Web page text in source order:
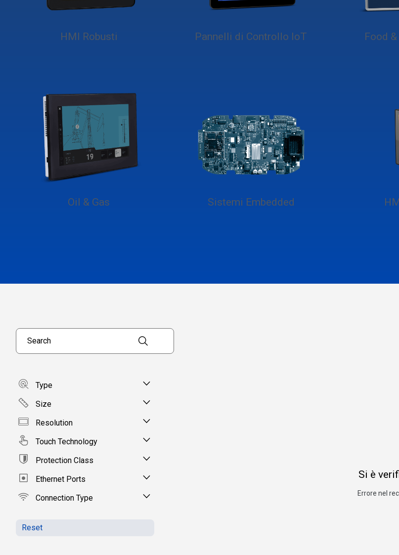
HMI Robusti Pannelli di Controllo IoT Food
Oil & Gas Sistemi Embedded
Search products
Type
Size
Resolution
Touch Technology
Protection Class
Ethernet Ports
Connection Type
Reset
Si è
Errore nel